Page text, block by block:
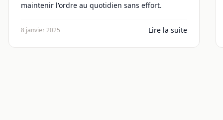
maintenir l'ordre au quotidien sans effort.
8 janvier 2025 Lire la suite